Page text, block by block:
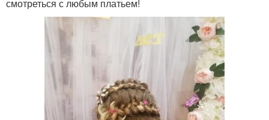
смотреться с любым платьем!